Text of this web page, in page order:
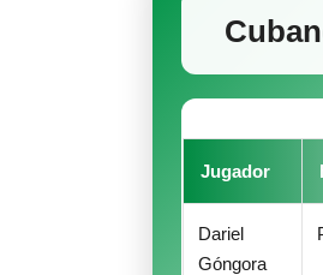
Jugador
Dariel
Góngora